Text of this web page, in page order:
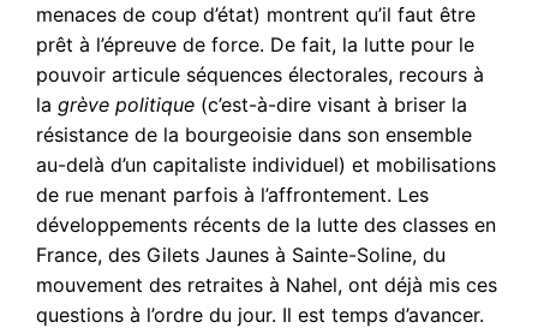
menaces de coup d’état) montrent qu’il faut être
prêt à l’épreuve de force. De fait, la lutte pour le
pouvoir articule séquences électorales, recours à
lagrève politique (c’est-à-dire visant à briser la
résistance de la bourgeoisie dans son ensemble
au-delà d’un capitaliste individuel) et mobilisations
de rue menant parfois à l’affrontement. Les
développements récents de la lutte des classes en
France, des Gilets Jaunes à Sainte-Soline, du
mouvement des retraites à Nahel, ont déjà mis ces
questions à l’ordre du jour. Il est temps d’avancer.